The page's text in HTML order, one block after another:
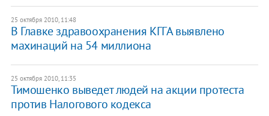
25 октября 2010, 11:48
​В Главке здравоохранения КГГА выявлено
махинаций на 54 миллиона
25 октября 2010, 11:35
Тимошенко выведет людей на акции протеста
против Налогового кодекса